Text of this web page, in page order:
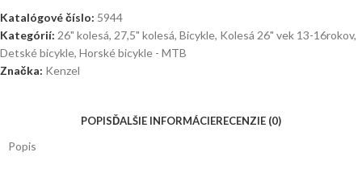
Katalógové číslo: 5944
Kategórií: 26" kolesá, 27,5" kolesá, Bicykle, Kolesá 26" vek 13-16rokov,
Detské bicykle, Horské bicykle - MTB
Značka: Kenzel
POPISĎALŠIE INFORMÁCIERECENZIE (0)
Popis